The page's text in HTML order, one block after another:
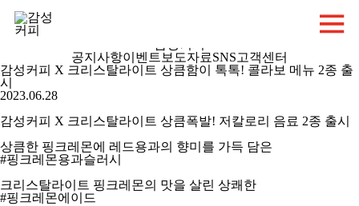
공지사항이벤트 보도자료SNS고객센터
감성커피 X 크리스탈라이트 상큼함이 톡톡! 콜라보 메뉴 2종 출
시
2023.06.28
감성커피 X 크리스탈라이트 상큼폭발! 저칼로리 음료 2종 출시
상큼한 핑크레몬에 레드용과의 향미를 가득 담은
#핑크레몬용과슬러시
크리스탈라이트 핑크레몬의 맛을 살린 상쾌한
#핑크레몬에이드